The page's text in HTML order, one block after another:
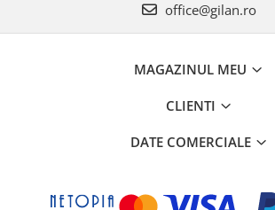
office@gilan.ro
MAGAZINUL MEU
CLIENTI
DATE COMERCIALE